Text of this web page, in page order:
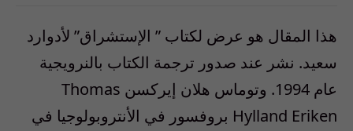
هذا المقال هو عرض لكتاب ” الإستشراق” لأدوارد
سعيد. نشر عند صدور ترجمة الكتاب بالنرويجية
عام 1994. وتوماس هلان إيركسن Thomas
Hylland Eriken بروفسور في الأنتروبولوجيا في